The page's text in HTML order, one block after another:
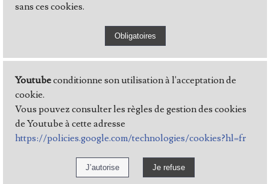
sans ces cookies.
Youtubeconditionne son utilisation à l'acceptation de
cookie.
Vous pouvez consulter les règles de gestion des cookies
de Youtube à cette adresse
https://policies.google.com/technologies/cookies?hl=fr